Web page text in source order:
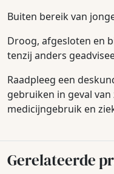
Buiten bereik van
Droog, afgesloten en
tenzij anders
Raadpleeg een
gebruiken in geval
medicijngebruik en
Gerelateerde